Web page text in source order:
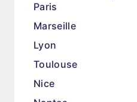
Paris
Marseille
Lyon
Toulouse
Nice